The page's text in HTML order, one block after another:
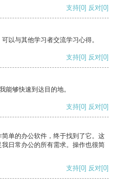
支持[0] 反对[0]
以与其他学习者交流学习心得。
支持[0] 反对[0]
能够快速到达目的地。
支持[0] 反对[0]
单的办公软件，终于找到了它。这
日常办公的所有需求。操作也很简
支持[0] 反对[0]